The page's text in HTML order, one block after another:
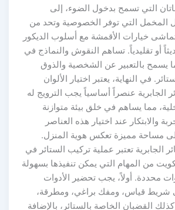
التي تسمح بدخول الضوء، إلى
المخمل التي توفر الخصوصية وتحد من
خيارات الأقمشة مع أسلوب الديكور
أو تقليدياً. تساهم النقوش والنماذج في
يسمح بالتعبير عن الشخصية والذوق
في النهاية، يعتبر اختيار الألوان
الجابرية عنصراً أساسياً يجب الترويج له
مما يساهم في خلق بيئة متوازنة
والابتكار عند اختيار هذه العناصر
مساحة مميزة تعكس هوية المنزل.
الجابرية تعتبر عملية تركيب الستائر في
من المهام التي يمكن تنفيذها بسهولة
محددة. أولاً، يجب تحضير الأدوات
شريط قياس، ومفك براغي، ومطرقة،
القضبان الخاصة بالستائر، بالإضافة